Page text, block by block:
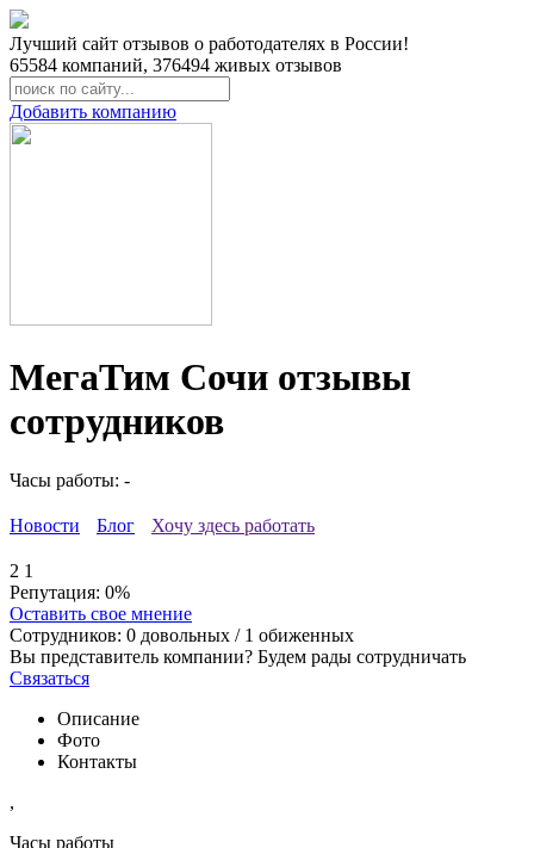
Лучший сайт отзывов о работодателях в России!
65584 компаний, 376494 живых отзывов
Добавить компанию
МегаТим Сочи отзывы
сотрудников
Часы работы: -
Новости Блог Хочу здесь работать
2 1
Репутация: 0%
Оставить свое мнение
Сотрудников: 0 довольных / 1 обиженных
Вы представитель компании? Будем рады сотрудничать
Связаться
Описание
Фото
Контакты
,
Часы работы